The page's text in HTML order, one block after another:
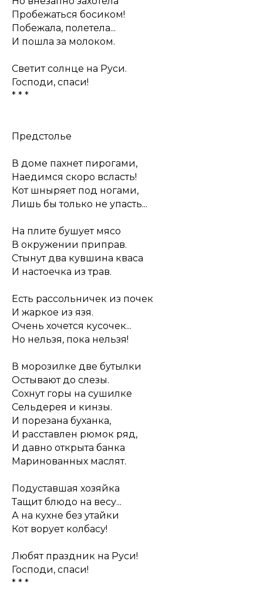
Пробежаться босиком!
Побежала, полетела...
И пошла за молоком.
Светит солнце на Руси.
Господи, спаси!
* * *
Предстолье
В доме пахнет пирогами,
Наедимся скоро всласть!
Кот шныряет под ногами,
Лишь бы только не упасть...
На плите бушует мясо
В окружении приправ.
Стынут два кувшина кваса
И настоечка из трав.
Есть рассольничек из почек
И жаркое из язя.
Очень хочется кусочек...
Но нельзя, пока нельзя!
В морозилке две бутылки
Остывают до слезы.
Сохнут горы на сушилке
Сельдерея и кинзы.
И порезана буханка,
И расставлен рюмок ряд,
И давно открыта банка
Маринованных маслят.
Подуставшая хозяйка
Тащит блюдо на весу...
А на кухне без утайки
Кот ворует колбасу!
Любят праздник на Руси!
Господи, спаси!
* * *